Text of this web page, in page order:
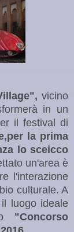
vicino
in un
il festival di
la prima
lo sceicco
un'area è
l'interazione
culturale. A
luogo ideale
"Concorso